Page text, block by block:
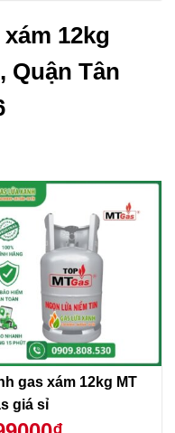
12kg
Quận Tân
gas xám 12kg MT
giá sỉ